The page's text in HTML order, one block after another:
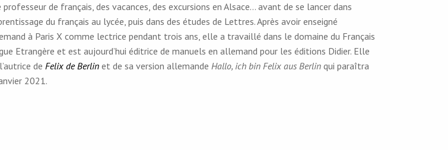
professeur de français, des vacances, des excursions en Alsace… avant de se lancer dans
du français au lycée, puis dans des études de Lettres. Après avoir enseigné
à Paris X comme lectrice pendant trois ans, elle a travaillé dans le domaine du Français
Etrangère et est aujourd’hui éditrice de manuels en allemand pour les éditions Didier. Elle
de Felix de Berlin et de sa version allemande Hallo, ich bin Felix aus Berlin qui paraîtra
2021.